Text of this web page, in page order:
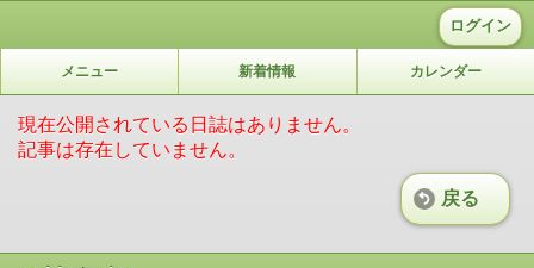
ログイン
メニュー 新着情報 カレンダー
現在公開されている日誌はありません。
記事は存在していません。
戻る